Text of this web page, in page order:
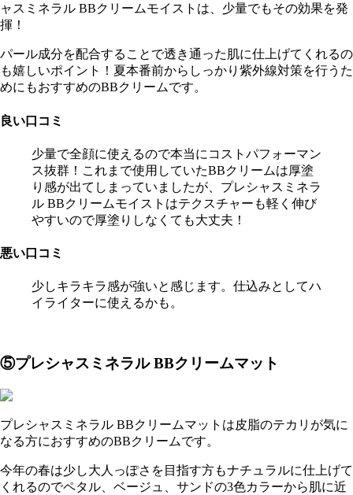
ャスミネラル BBクリームモイストは、少量でもその効果を発
揮！
パール成分を配合することで透き通った肌に仕上げてくれるの
も嬉しいポイント！夏本番前からしっかり紫外線対策を行うた
めにもおすすめのBBクリームです。
良い口コミ
少量で全顔に使えるので本当にコストパフォーマン
ス抜群！これまで使用していたBBクリームは厚塗
り感が出てしまっていましたが、プレシャスミネラ
ル BBクリームモイストはテクスチャーも軽く伸び
やすいので厚塗りしなくても大丈夫！
悪い口コミ
少しキラキラ感が強いと感じます。仕込みとしてハ
イライターに使えるかも。
⑤プレシャスミネラル BBクリームマット
プレシャスミネラル BBクリームマットは皮脂のテカリが気に
なる方におすすめのBBクリームです。
今年の春は少し大人っぽさを目指す方もナチュラルに仕上げて
くれるのでペタル、ベージュ、サンドの3色カラーから肌に近